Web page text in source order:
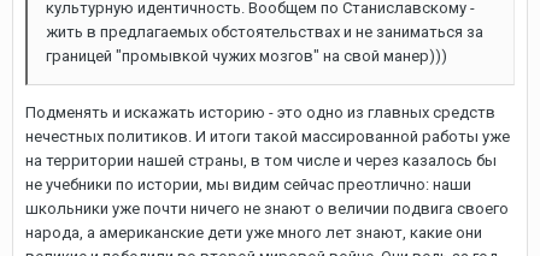
культурную идентичность. Вообщем по Станиславскому -
жить в предлагаемых обстоятельствах и не заниматься за
границей "промывкой чужих мозгов" на свой манер)))
Подменять и искажать историю - это одно из главных средств
нечестных политиков. И итоги такой массированной работы уже
на территории нашей страны, в том числе и через казалось бы
не учебники по истории, мы видим сейчас преотлично: наши
школьники уже почти ничего не знают о величии подвига своего
народа, а американские дети уже много лет знают, какие они